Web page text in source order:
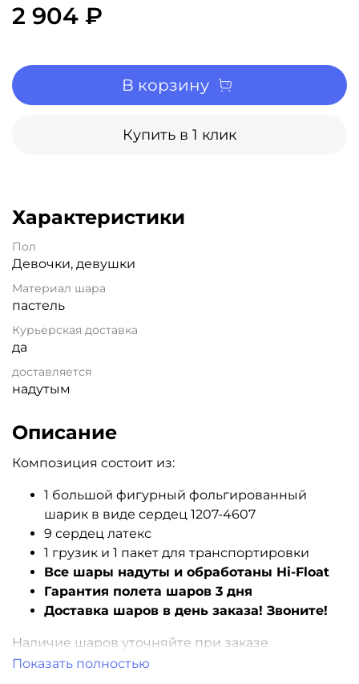
2 904 ₽
В корзину
Купить в 1 клик
Характеристики
Пол
Девочки, девушки
Материал шара
пастель
Курьерская доставка
да
доставляется
надутым
Описание
Композиция состоит из:
1 большой фигурный фольгированный
шарик в виде сердец 1207-4607
9 сердец латекс
1 грузик и 1 пакет для транспортировки
Все шары надуты и обработаны Hi-Float
Гарантия полета шаров 3 дня
Доставка шаров в день заказа! Звоните!
Наличие шаров уточняйте при заказе
Показать полностью